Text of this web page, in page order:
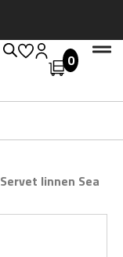
0
Servet linnen Sea